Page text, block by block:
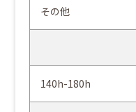
その他
140h-180h